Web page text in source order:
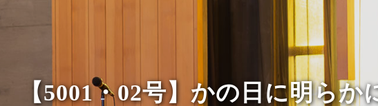
【5001・02号】かの日に明らか